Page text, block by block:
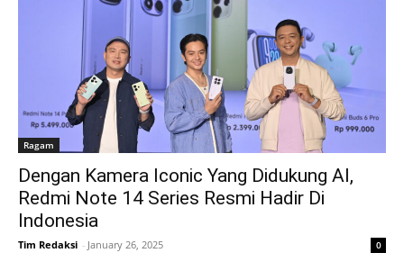
Ragam
Dengan Kamera Iconic Yang Didukung AI,
Redmi Note 14 Series Resmi Hadir Di
Indonesia
Tim Redaksi - January 26, 2025 0